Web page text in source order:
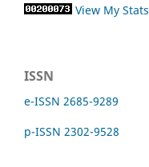
View My Stats
ISSN
e-ISSN 2685-9289
p-ISSN 2302-9528